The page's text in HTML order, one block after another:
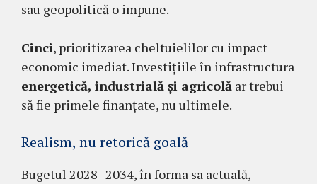
sau geopolitică o impune.
Cinci, prioritizarea cheltuielilor cu impact
economic imediat. Investițiile în infrastructura
energetică, industrială și agricolă ar trebui
să fie primele finanțate, nu ultimele.
Realism, nu retorică goală
Bugetul 2028–2034, în forma sa actuală,